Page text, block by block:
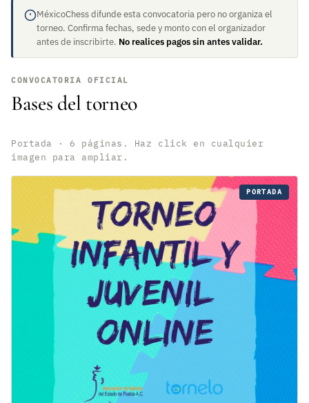
MéxicoChess difunde esta convocatoria pero no organiza el
torneo. Confirma fechas, sede y monto con el organizador
antes de inscribirte. No realices pagos sin antes validar.
CONVOCATORIA OFICIAL
Bases del torneo
Portada · 6 páginas. Haz click en cualquier
imagen para ampliar.
PORTADA